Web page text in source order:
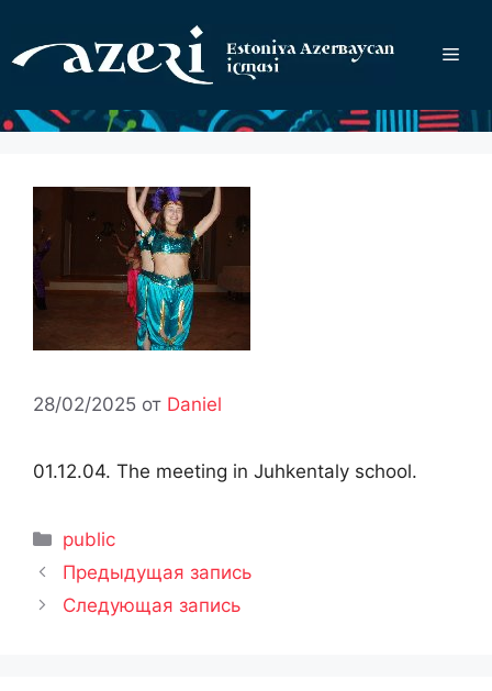
содержимому
28/02/2025 от Daniel
01.12.04. The meeting in Juhkentaly school.
Рубрики
public
Предыдущая запись
Следующая запись